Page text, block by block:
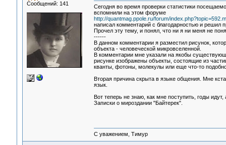
Сообщений: 141
Сегодня во время проверки статистики
вспомнили на этом форуме
http://quantmag.ppole.ru/forum/
написал комментарий с благодарностью и решил
Прочел эту тему, и понял, что ни я ни меня не
------
В данном комментарии я разместил рисунок,
объекта - человеческой микровселенной.
В комментарии мне указали на якобы
рисунке изображены объекты, состоящие из
кванты, фотоны, молекулы или еще что-то
Вторая причина скрыта в языке общения. Мне
язык.
Вот теперь не знаю, как мне поступить, годы
Записки о мироздании "Байтерек".
С уважением, Тимур